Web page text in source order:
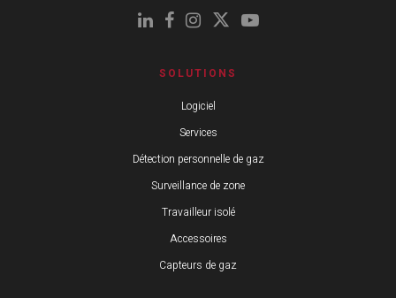
SOLUTIONS
Logiciel
Services
Détection personnelle de gaz
Surveillance de zone
Travailleur isolé
Accessoires
Capteurs de gaz